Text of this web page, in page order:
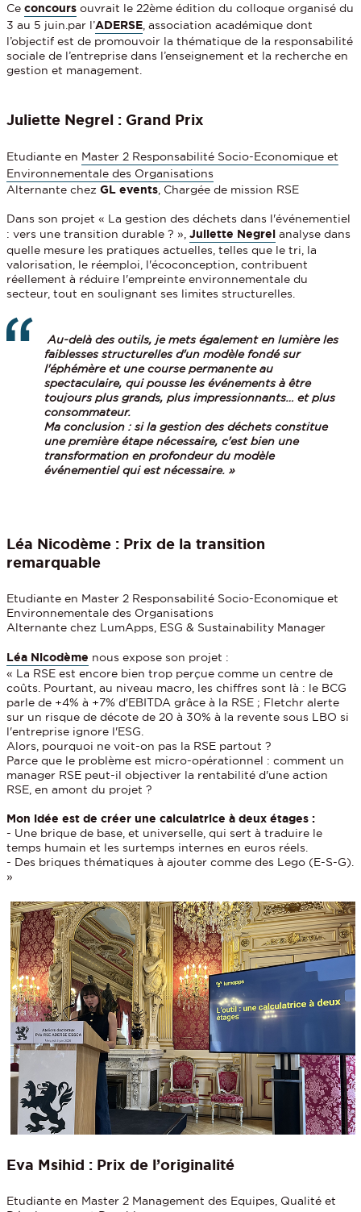
Ceconcours ouvrait le 22ème édition du colloque organisé du
3 au 5 juin.par l’ADERSE , association académique dont
l’objectif est de promouvoir la thématique de la responsabilité
sociale de l’entreprise dans l’enseignement et la recherche en
gestion et management.
Juliette Negrel : Grand Prix
Etudiante en Master 2 Responsabilité Socio-Economique et
Environnementale des Organisations
Alternante chez GL events , Chargée de mission RSE
Dans son projet « La gestion des déchets dans l'événementiel
: vers une transition durable ? »,Juliette Negrel analyse dans
quelle mesure les pratiques actuelles, telles que le tri, la
valorisation, le réemploi, l'écoconception, contribuent
réellement à réduire l'empreinte environnementale du
secteur, tout en soulignant ses limites structurelles.
Au-delà des outils, je mets également en lumière les
faiblesses structurelles d'un modèle fondé sur
l'éphémère et une course permanente au
spectaculaire, qui pousse les événements à être
toujours plus grands, plus impressionnants… et plus
consommateur.
Ma conclusion : si la gestion des déchets constitue
une première étape nécessaire, c'est bien une
transformation en profondeur du modèle
événementiel qui est nécessaire. »
Léa Nicodème : Prix de la transition
remarquable
Etudiante en Master 2 Responsabilité Socio-Economique et
Environnementale des Organisations
Alternante chez LumApps, ESG & Sustainability Manager
Léa Nicodème nous expose son projet :
« La RSE est encore bien trop perçue comme un centre de
coûts. Pourtant, au niveau macro, les chiffres sont là : le BCG
parle de +4% à +7% d'EBITDA grâce à la RSE ; Fletchr alerte
sur un risque de décote de 20 à 30% à la revente sous LBO si
l'entreprise ignore l'ESG.
Alors, pourquoi ne voit-on pas la RSE partout ?
Parce que le problème est micro-opérationnel : comment un
manager RSE peut-il objectiver la rentabilité d'une action
RSE, en amont du projet ?
Mon idée est de créer une calculatrice à deux étages :
- Une brique de base, et universelle, qui sert à traduire le
temps humain et les surtemps internes en euros réels.
- Des briques thématiques à ajouter comme des Lego (E-S-G).
»
Eva Msihid : Prix de l’originalité
Etudiante en Master 2 Management des Equipes, Qualité et